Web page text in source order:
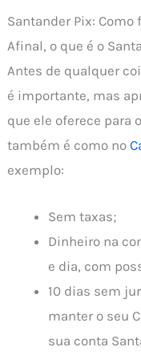
Santander Pix: Como
Afinal, o que é o
Antes de qualquer
é importante, mas
que ele oferece para
também é como no
exemplo:
Sem taxas;
Dinheiro na
e dia, com
10 dias sem
manter o seu
sua conta